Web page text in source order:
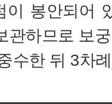
이 봉안되어
관하므로 보
수한 뒤 3차